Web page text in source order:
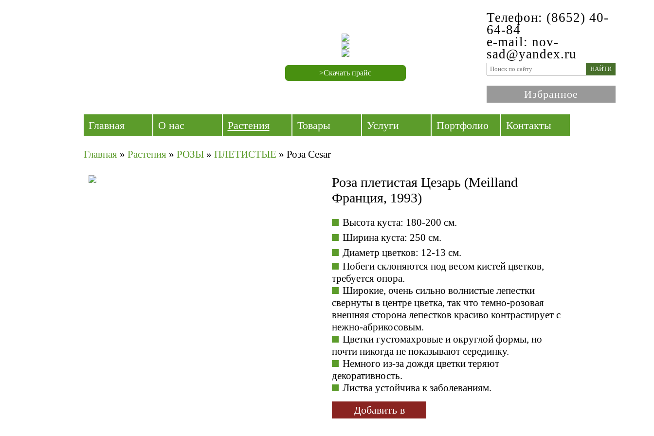
>Скачать прайс
Телефон: (8652) 40-
64-84
e-mail: nov-
sad@yandex.ru
НАЙТИ
Избранное
Главная О нас Растения Товары Услуги Портфолио Контакты
Главная » Растения » РОЗЫ » ПЛЕТИСТЫЕ » Роза Cesar
Роза плетистая Цезарь (Meilland
Франция, 1993)
Высота куста: 180-200 см.
Ширина куста: 250 см.
Диаметр цветков: 12-13 см.
Побеги склоняются под весом кистей цветков,
требуется опора.
Широкие, очень сильно волнистые лепестки
свернуты в центре цветка, так что темно-розовая
внешняя сторона лепестков красиво контрастирует с
нежно-абрикосовым.
Цветки густомахровые и округлой формы, но
почти никогда не показывают серединку.
Немного из-за дождя цветки теряют
декоративность.
Листва устойчива к заболеваниям.
Добавить в